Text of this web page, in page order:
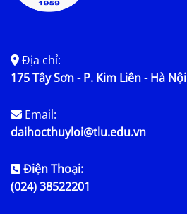
Địa chỉ:
175 Tây Sơn - P. Kim Liên - Hà Nội
Email:
daihocthuyloi@tlu.edu.vn
Điện Thoại:
(024) 38522201